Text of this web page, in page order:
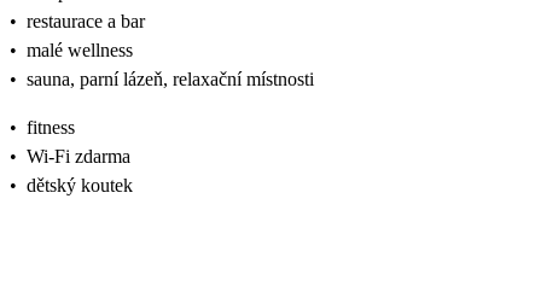
• restaurace a bar
• malé wellness
• sauna, parní lázeň, relaxační místnosti
• fitness
• Wi-Fi zdarma
• dětský koutek